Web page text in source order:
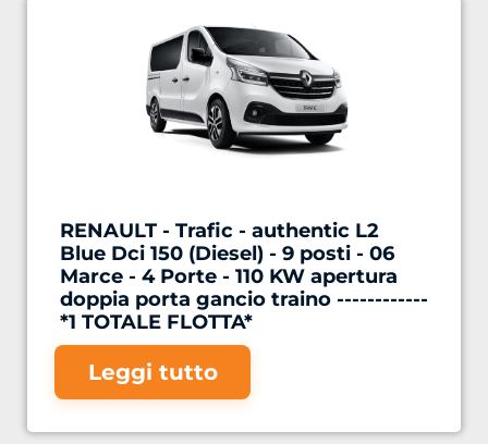
RENAULT - Trafic - authentic L2
Blue Dci 150 (Diesel) - 9 posti - 06
Marce - 4 Porte - 110 KW apertura
doppia porta gancio traino ------------
*1 TOTALE FLOTTA*
Leggi tutto